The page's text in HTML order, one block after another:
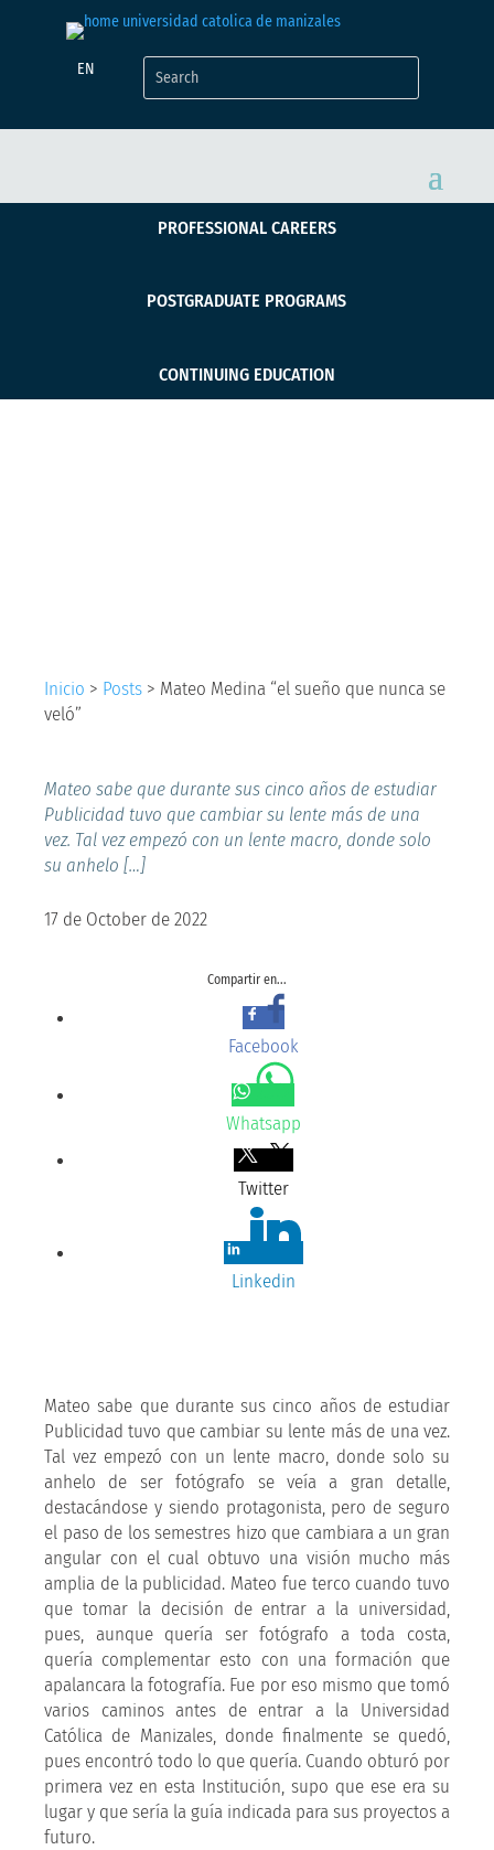
EN
PROFESSIONAL CAREERS
POSTGRADUATE PROGRAMS
CONTINUING EDUCATION
Inicio > Posts > Mateo Medina “el sueño que nunca se
veló”
Mateo sabe que durante sus cinco años de estudiar
Publicidad tuvo que cambiar su lente más de una
vez. Tal vez empezó con un lente macro, donde solo
su anhelo […]
17 de October de 2022
Compartir en...
Facebook
Whatsapp
Twitter
Linkedin
Mateo sabe que durante sus cinco años de estudiar
Publicidad tuvo que cambiar su lente más de una vez.
Tal vez empezó con un lente macro, donde solo su
anhelo de ser fotógrafo se veía a gran detalle,
destacándose y siendo protagonista, pero de seguro
el paso de los semestres hizo que cambiara a un gran
angular con el cual obtuvo una visión mucho más
amplia de la publicidad. Mateo fue terco cuando tuvo
que tomar la decisión de entrar a la universidad,
pues, aunque quería ser fotógrafo a toda costa,
quería complementar esto con una formación que
apalancara la fotografía. Fue por eso mismo que tomó
varios caminos antes de entrar a la Universidad
Católica de Manizales, donde finalmente se quedó,
pues encontró todo lo que quería. Cuando obturó por
primera vez en esta Institución, supo que ese era su
lugar y que sería la guía indicada para sus proyectos a
futuro.